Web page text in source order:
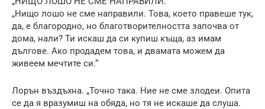
„Нищо лошо не сме направили. Това, което правеше тук,
да, е благородно, но благотворителността започва от
дома, нали? Ти искаш да си купиш къща, аз имам
дългове. Ако продадем това, и двамата можем да
живеем мечтите си.“
Лорън въздъхна. „Точно така. Ние не сме злодеи. Опита
се да я вразумиш на обяда, но тя не искаше да слуша.